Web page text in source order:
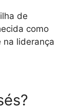
de
como
na liderança